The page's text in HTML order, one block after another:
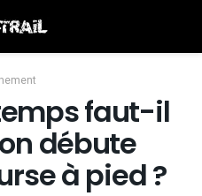
faut-il
débute
à pied ?